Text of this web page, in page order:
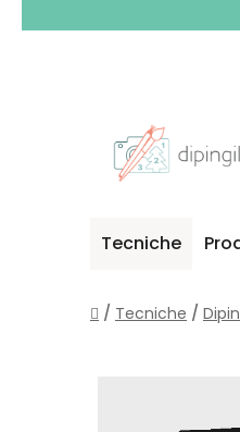
Tecniche
Casa
/ Tecniche /